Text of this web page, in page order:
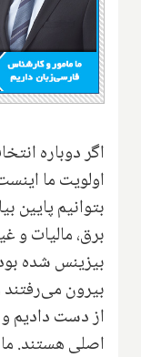
اگر دوباره
اولویت ما
بتوانیم پایین
برق، مالیات و
بیزینس شده
از دست دادیم و
اصلی هستند.